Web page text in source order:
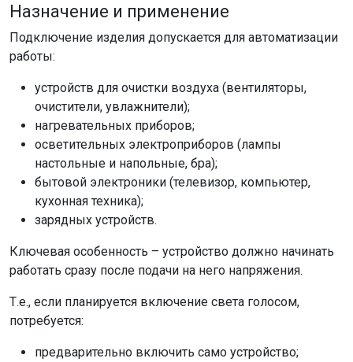
Назначение и применение
Подключение изделия допускается для автоматизации
работы:
устройств для очистки воздуха (вентиляторы,
очистители, увлажнители);
нагревательных приборов;
осветительных электроприборов (лампы
настольные и напольные, бра);
бытовой электроники (телевизор, компьютер,
кухонная техника);
зарядных устройств.
Ключевая особенность – устройство должно начинать
работать сразу после подачи на него напряжения.
Т.е., если планируется включение света голосом,
потребуется:
предварительно включить само устройство;